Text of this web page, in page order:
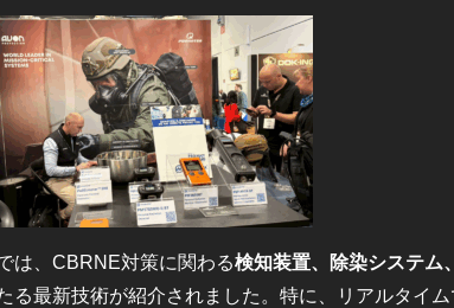
は、CBRNE対策に関わる検知装置、除染システム
る最新技術が紹介されました。特に、リアルタイ